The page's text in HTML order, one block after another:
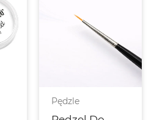
Pędzle